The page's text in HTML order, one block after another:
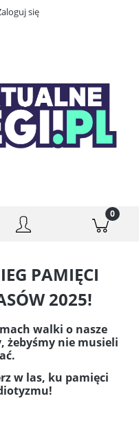
się
PAMIĘCI
2025!
walki o nasze
żebyśmy nie musieli
w las, ku pamięci